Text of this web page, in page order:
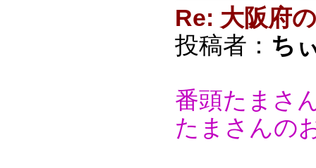
Re: 大阪府
投稿者： ち
番頭たまさ
たまさんの